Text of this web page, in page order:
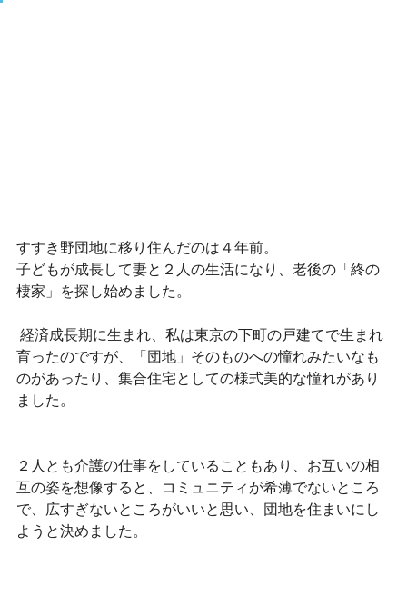
すすき野団地に移り住んだのは４年前。
子どもが成長して妻と２人の生活になり、老後の「終の
棲家」を探し始めました。
育ったのですが、「団地」そのものへの憧れみたいなも
のがあったり、集合住宅としての様式美的な憧れがあり
ました。
２人とも介護の仕事をしていることもあり、お互いの相
互の姿を想像すると、コミュニティが希薄でないところ
で、広すぎないところがいいと思い、団地を住まいにし
ようと決めました。